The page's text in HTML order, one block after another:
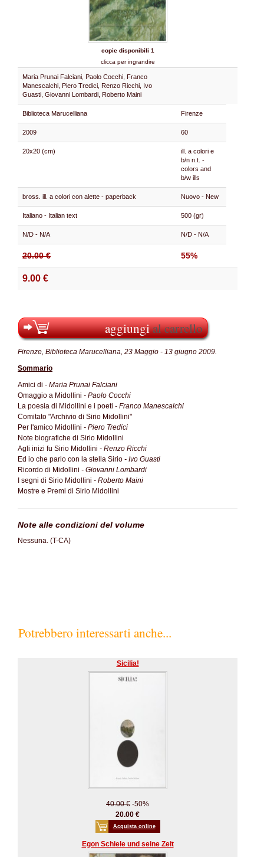
copie disponibili 1
clicca per ingrandire
Maria Prunai Falciani, Paolo Cocchi, Franco
Manescalchi, Piero Tredici, Renzo Ricchi, Ivo
Guasti, Giovanni Lombardi, Roberto Maini
Biblioteca Marucelliana Firenze
2009 60
20x20 (cm)
ill. a colori e
b/n n.t. -
colors and
b/w ills
bross. ill. a colori con alette - paperback Nuovo - New
Italiano - Italian text 500 (gr)
N/D - N/A N/D - N/A
20.00 € 55%
9.00 €
aggiungial carrello
Firenze, Biblioteca Marucelliana, 23 Maggio - 13 giugno 2009.
Sommario
Amici di - Maria Prunai Falciani
Omaggio a Midollini - Paolo Cocchi
La poesia di Midollini e i poeti - Franco Manescalchi
Comitato "Archivio di Sirio Midollini"
Per l'amico Midollini - Piero Tredici
Note biografiche di Sirio Midollini
Agli inizi fu Sirio Midollini - Renzo Ricchi
Ed io che parlo con la stella Sirio - Ivo Guasti
Ricordo di Midollini - Giovanni Lombardi
I segni di Sirio Midollini - Roberto Maini
Mostre e Premi di Sirio Midollini
Note alle condizioni del volume
Nessuna. (T-CA)
Potrebbero interessarti anche...
Sicilia!
40.00 € -50%
20.00 €
Acquista online
Egon Schiele und seine Zeit